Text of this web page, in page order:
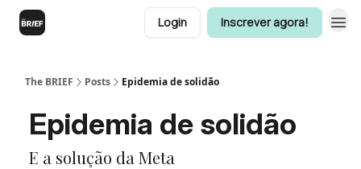
Login Inscrever agora!
The BRIEF Posts Epidemia de solidão
Epidemia de solidão
E a solução da Meta